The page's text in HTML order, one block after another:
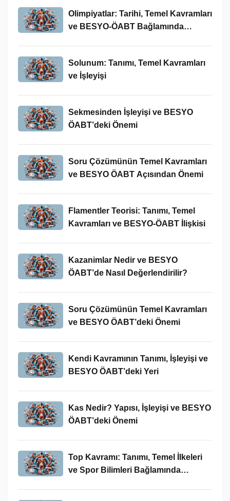
Olimpiyatlar: Tarihi, Temel Kavramları
ve BESYO-ÖABT Bağlamında
Solunum: Tanımı, Temel Kavramları
ve İşleyişi
Sekmesinden İşleyişi ve BESYO
ÖABT’deki Önemi
Soru Çözümünün Temel Kavramları
ve BESYO ÖABT Açısından Önemi
Flamentler Teorisi: Tanımı, Temel
Kavramları ve BESYO-ÖABT İlişkisi
Kazanimlar Nedir ve BESYO
ÖABT’de Nasıl Değerlendirilir?
Soru Çözümünün Temel Kavramları
ve BESYO ÖABT’deki Önemi
Kendi Kavramının Tanımı, İşleyişi ve
BESYO ÖABT’deki Yeri
Kas Nedir? Yapısı, İşleyişi ve BESYO
ÖABT’deki Önemi
Top Kavramı: Tanımı, Temel İlkeleri
ve Spor Bilimleri Bağlamında